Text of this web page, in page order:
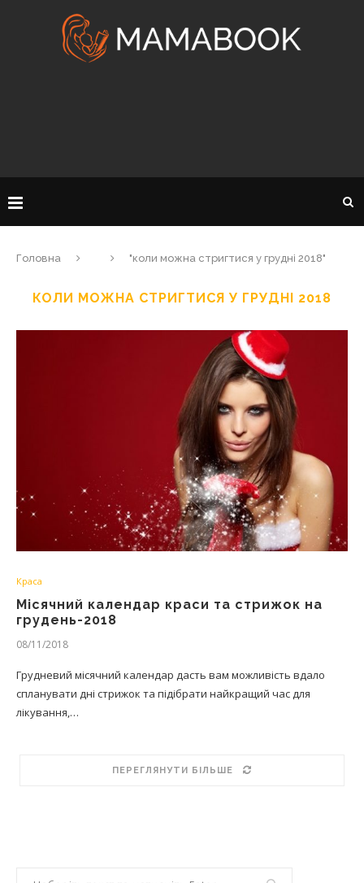
Головна "коли можна стригтися у грудні 2018"
КОЛИ МОЖНА СТРИГТИСЯ У ГРУДНІ 2018
Краса
Місячний календар краси та стрижок на
грудень-2018
08/11/2018
Грудневий місячний календар дасть вам можливість вдало
спланувати дні стрижок та підібрати найкращий час для
лікування,…
ПЕРЕГЛЯНУТИ БІЛЬШЕ